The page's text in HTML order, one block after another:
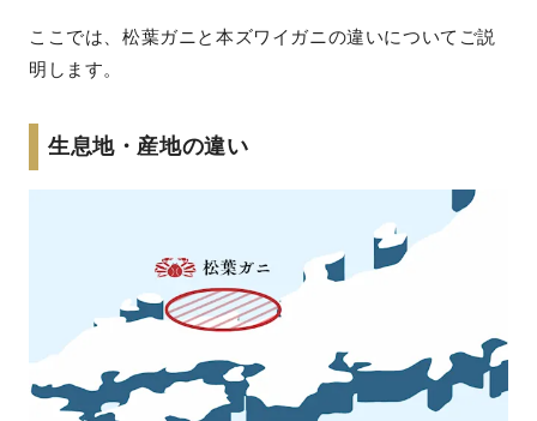
ここでは、松葉ガニと本ズワイガニの違いについてご説
明します。
生息地・産地の違い